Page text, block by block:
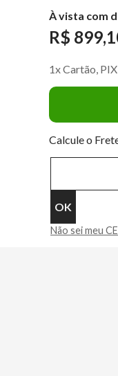
À vista com
R$
1x Cartão,
Calcule o
Não sei meu